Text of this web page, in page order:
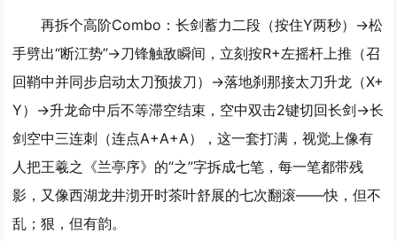
再拆个高阶Combo：长剑蓄力二段（按住Y两秒）→松
手劈出“断江势”→刀锋触敌瞬间， 立刻按R+左摇杆上推（召
回鞘中并同步启动太刀预拔刀） →落地刹那接太刀升龙（X+
Y）→升龙命中后不等滞空结束，空中双击2键切回长剑→长
剑空中三连刺（连点A+A+A），这一套打满，视觉上像有
人把王羲之《兰亭序》的“之”字拆成七笔，每一笔都带残
影，又像西湖龙井沏开时茶叶舒展的七次翻滚——快，但不
乱；狠，但有韵。